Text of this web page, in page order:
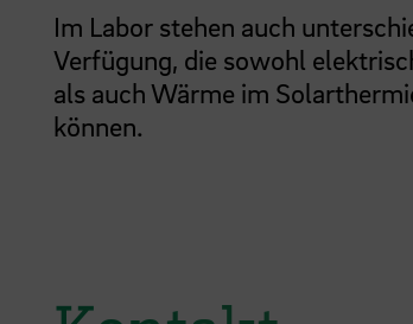
Im Labor stehen auch
Verfügung, die sowohl
als auch Wärme im
können.